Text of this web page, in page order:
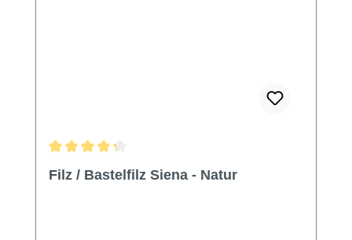
Filz / Bastelfilz Siena - Natur